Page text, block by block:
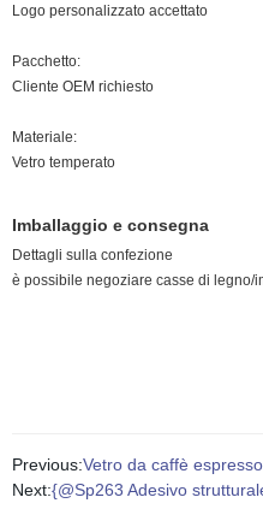
Logo personalizzato accettato
Pacchetto:
Cliente OEM richiesto
Materiale:
Vetro temperato
Imballaggio e consegna
Dettagli sulla confezione
è possibile negoziare casse di legno/
Previous:Vetro da caffè
Next:{@Sp263 Adesivo